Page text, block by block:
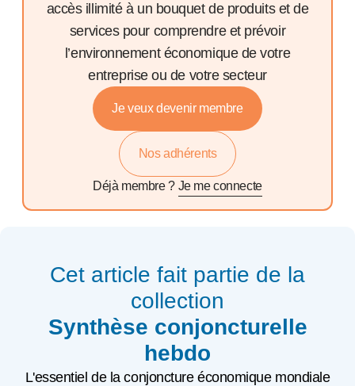
accès illimité à un bouquet de produits et de
services pour comprendre et prévoir
l’environnement économique de votre
entreprise ou de votre secteur
Je veux devenir membre
Nos adhérents
Déjà membre ? Je me connecte
Cet article fait partie de la
collection
Synthèse conjoncturelle
hebdo
L'essentiel de la conjoncture économique mondiale